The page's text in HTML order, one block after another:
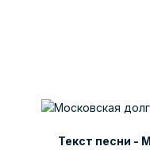
Текст песни -